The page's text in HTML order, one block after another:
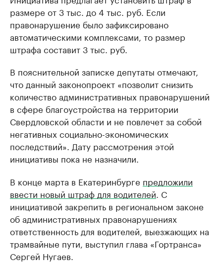
размере от 3 тыс. до 4 тыс. руб. Если
правонарушение было зафиксировано
автоматическими комплексами, то размер
штрафа составит 3 тыс. руб.
В пояснительной записке депутаты отмечают,
что данный законопроект «позволит снизить
количество административных правонарушений
в сфере благоустройства на территории
Свердловской области и не повлечет за собой
негативных социально-экономических
последствий». Дату рассмотрения этой
инициативы пока не назначили.
В конце марта в Екатеринбурге предложили
ввести новый штраф для водителей . С
инициативой закрепить в региональном законе
об административных правонарушениях
ответственность для водителей, выезжающих на
трамвайные пути, выступил глава «Гортранса»
Сергей Нугаев.